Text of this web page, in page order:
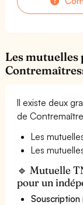
Les
Il existe deux
de
Les
Les
🔹 Mutuelle
pour un
Souscription